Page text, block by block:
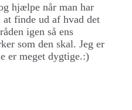
hjælpe når man har
finde ud af hvad det
igen så ens
som den skal. Jeg er
er meget dygtige.:)